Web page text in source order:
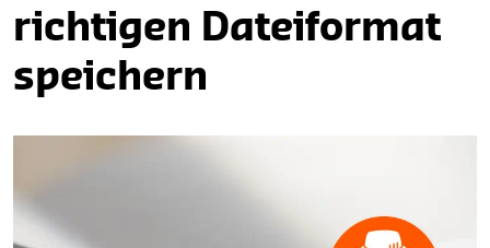
richtigen Dateiformat
speichern